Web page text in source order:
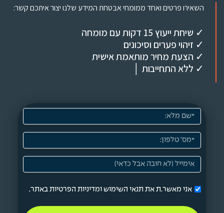
השאירו פרטים ואחד ממומחי אבטחת המידע שלנו יצור איתכם קשר:
✓ שיחת ייעוץ 15 דקות עם מומחה
✓ זיהוי פערים וסיכונים
✓ הצעת מחיר מותאמת אישית
✓ ללא התחייבות │
אני מאשר.ת את תנאי השימוש ומדיניות הפרטיות באתר.